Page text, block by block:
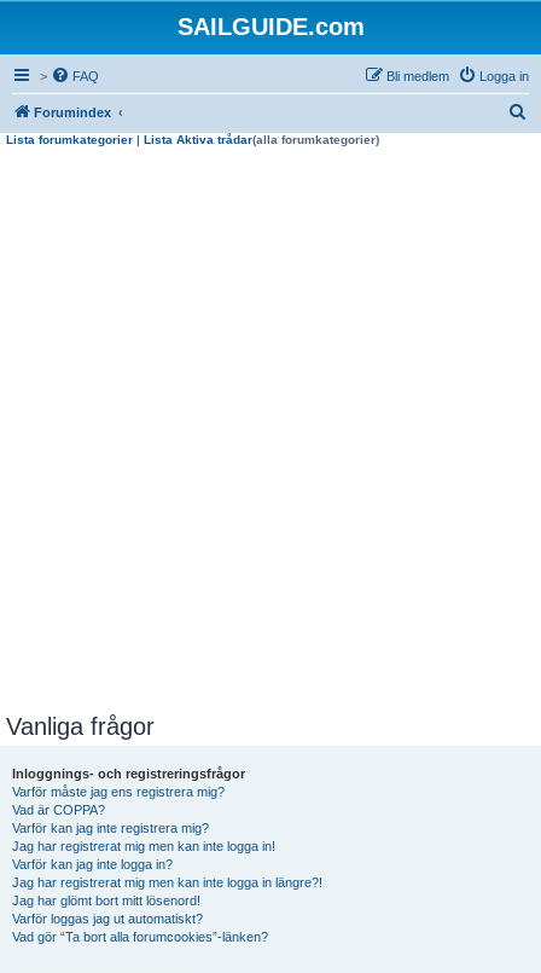
SAILGUIDE.com
> FAQ Logga in
Bli medlem
Forumindex
Lista forumkategorier | Lista Aktiva trådar(alla forumkategorier)
Vanliga frågor
Inloggnings- och registreringsfrågor
Varför måste jag ens registrera mig?
Vad är COPPA?
Varför kan jag inte registrera mig?
Jag har registrerat mig men kan inte logga in!
Varför kan jag inte logga in?
Jag har registrerat mig men kan inte logga in längre?!
Jag har glömt bort mitt lösenord!
Varför loggas jag ut automatiskt?
Vad gör “Ta bort alla forumcookies”-länken?